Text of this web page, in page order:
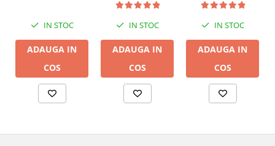
IN STOC
ADAUGA IN
COS
IN STOC
ADAUGA IN
COS
Multiroom
IN STOC
ADAUGA IN
COS